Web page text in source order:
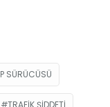
SÜRÜCÜSÜ
TRAFIK ŞIDDETI